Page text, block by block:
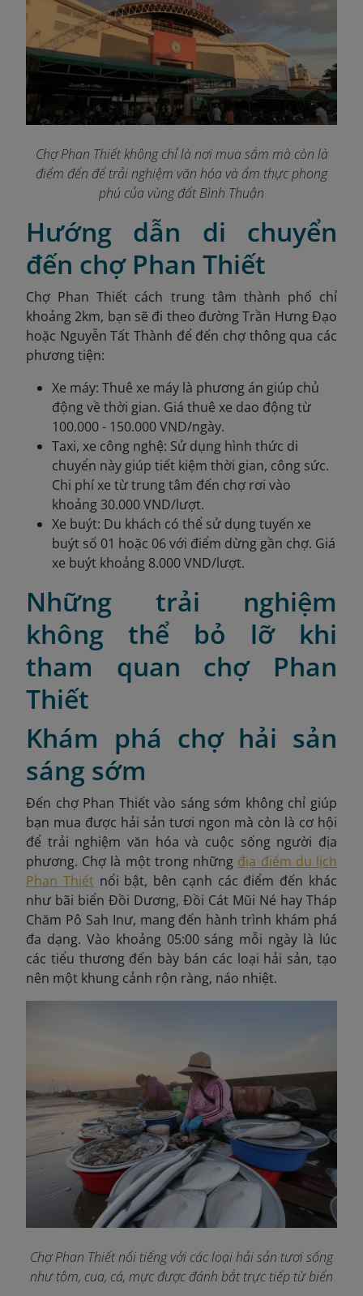
Chợ Phan Thiết không chỉ là nơi mua sắm mà còn là
điểm đến để trải nghiệm văn hóa và ẩm thực phong
phú của vùng đất Bình Thuận
Hướng dẫn di chuyển
đến chợ Phan Thiết
Chợ Phan Thiết cách trung tâm thành phố chỉ
khoảng 2km, bạn sẽ đi theo đường Trần Hưng Đạo
hoặc Nguyễn Tất Thành để đến chợ thông qua các
phương tiện:
Xe máy: Thuê xe máy là phương án giúp chủ
động về thời gian. Giá thuê xe dao động từ
100.000 - 150.000 VND/ngày.
Taxi, xe công nghệ: Sử dụng hình thức di
chuyển này giúp tiết kiệm thời gian, công sức.
Chi phí xe từ trung tâm đến chợ rơi vào
khoảng 30.000 VND/lượt.
Xe buýt: Du khách có thể sử dụng tuyến xe
buýt số 01 hoặc 06 với điểm dừng gần chợ. Giá
xe buýt khoảng 8.000 VND/lượt.
Những trải nghiệm
không thể bỏ lỡ khi
tham quan chợ Phan
Thiết
Khám phá chợ hải sản
sáng sớm
Đến chợ Phan Thiết vào sáng sớm không chỉ giúp
bạn mua được hải sản tươi ngon mà còn là cơ hội
để trải nghiệm văn hóa và cuộc sống người địa
phương. Chợ là một trong những địa điểm du lịch
Phan Thiếtnổi bật, bên cạnh các điểm đến khác
như bãi biển Đồi Dương, Đồi Cát Mũi Né hay Tháp
Chăm Pô Sah Inư, mang đến hành trình khám phá
đa dạng. Vào khoảng 05:00 sáng mỗi ngày là lúc
các tiểu thương đến bày bán các loại hải sản, tạo
nên một khung cảnh rộn ràng, náo nhiệt.
Chợ Phan Thiết nổi tiếng với các loại hải sản tươi sống
như tôm, cua, cá, mực được đánh bắt trực tiếp từ biển